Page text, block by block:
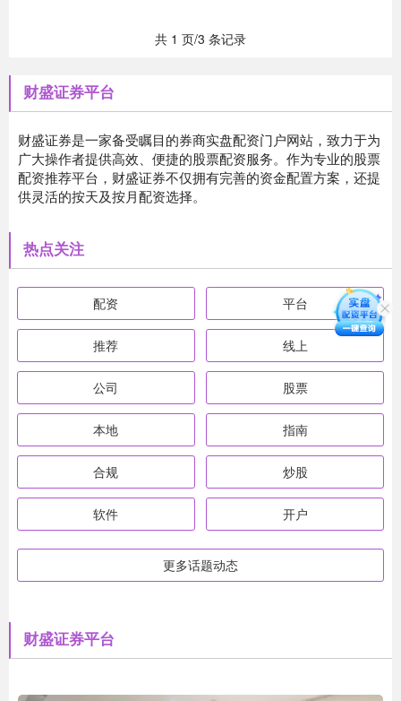
共 1 页/3 条记录
财盛证券平台
财盛证券是一家备受瞩目的券商实盘配资门户网站，致力于为
广大操作者提供高效、便捷的股票配资服务。作为专业的股票
配资推荐平台，财盛证券不仅拥有完善的资金配置方案，还提
供灵活的按天及按月配资选择。
热点关注
配资 平台
推荐 线上
公司 股票
本地 指南
合规 炒股
软件 开户
更多话题动态
财盛证券平台